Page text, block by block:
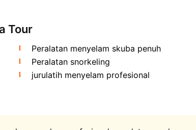
di pesisir Koh Tao, dihubungkan oleh tambak
anda dari hotel dan membawa anda ke jeti, di
Tour
Peralatan menyelam skuba penuh
Peralatan snorkeling
jurulatih menyelam profesional